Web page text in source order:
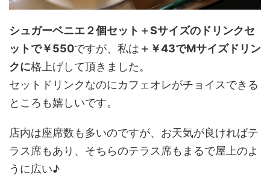
シュガーベニエ２個セット＋Sサイズのドリンクセ
ットで￥550ですが、私は ＋￥43でMサイズドリン
クに格上げして頂きました。
セットドリンクなのにカフェオレがチョイスできる
ところも嬉しいです。
店内は座席数も多いのですが、お天気が良ければテ
ラス席もあり、そちらのテラス席もまるで屋上のよ
うに広い♪